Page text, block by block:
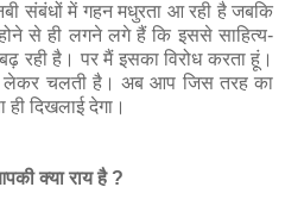
संबंधों में गहन मधुरता आ रही है जबकि
से ही लगने लगे हैं कि इससे साहित्‍य-
रही है। पर मैं इसका विरोध करता हूं।
लेकर चलती है। अब आप जिस तरह का
दिखलाई देगा।
क्या राय है ?